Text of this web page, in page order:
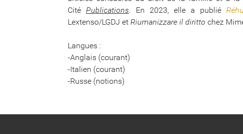
Cité Publications. En 2023, elle a publié
Lextenso/LGDJ et Riumanizzare il diritto chez
Langues :
-Anglais (courant)
-Italien (courant)
-Russe (notions)